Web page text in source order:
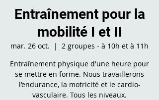
Entraînement pour la
mobilité I et II
mar. 26 oct.
  |
2 groupes - à 10h et à 11h
Entraînement physique d'une heure pour
se mettre en forme. Nous travaillerons
l’endurance, la motricité et le cardio-
vasculaire. Tous les niveaux.